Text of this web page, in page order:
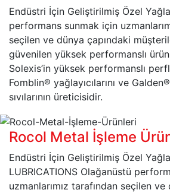
Endüstri İçin Geliştirilmiş Özel
performans sunmak için
seçilen ve dünya çapındaki
güvenilen yüksek performanslı
Solexis’in yüksek performanslı
Fomblin® yağlayıcılarını ve
sıvılarının üreticisidir.
Rocol Metal İşleme
Endüstri İçin Geliştirilmiş Özel
LUBRICATIONS Olağanüstü
uzmanlarımız tarafından seçilen